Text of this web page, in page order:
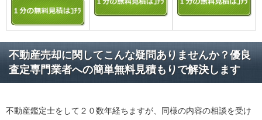
不動産売却に関してこんな疑問ありませんか？優良
査定専門業者への簡単無料見積もりで解決します
不動産鑑定士をして２０数年経ちますが、同様の内容の相談を受け